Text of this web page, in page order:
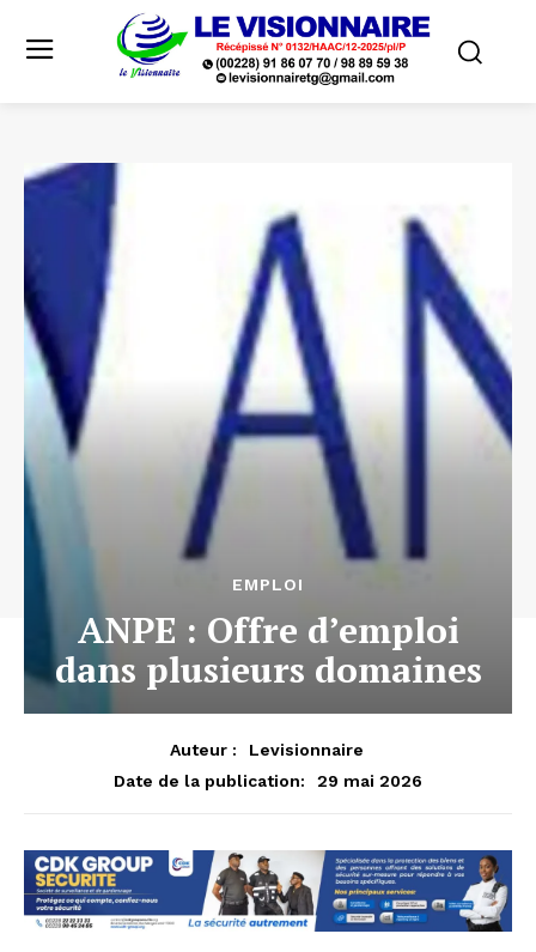
EMPLOI
ANPE : Offre d’emploi
dans plusieurs domaines
Auteur :
Levisionnaire
Date de la publication:
29 mai 2026